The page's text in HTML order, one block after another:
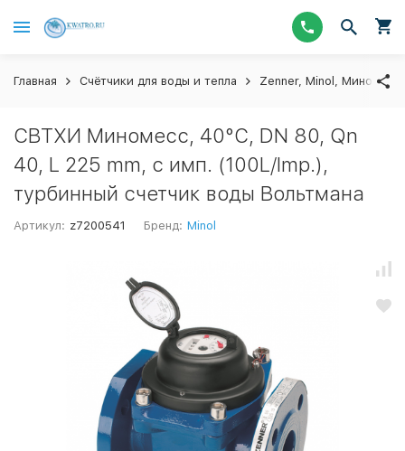
Главная Счётчики для воды и тепла Zenner, Minol, Миномесс
СВТХИ Миномесс, 40°C, DN 80, Qn
40, L 225 mm, с имп. (100L/Imp.),
турбинный счетчик воды Вольтмана
Артикул: z7200541 Бренд: Minol